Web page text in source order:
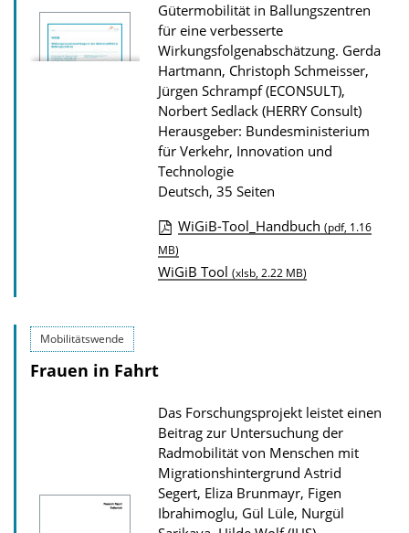
P
u
b
l
i
k
a
t
i
o
n
Gütermobilität in Ballungszentren
für eine verbesserte
Wirkungsfolgenabschätzung. Gerda
Hartmann, Christoph Schmeisser,
Jürgen Schrampf (ECONSULT),
Norbert Sedlack (HERRY Consult)
Herausgeber: Bundesministerium
für Verkehr, Innovation und
Technologie
Deutsch, 35 Seiten
D
o
o
d
s
z
u
WiGiB-Tool_Handbuch (pdf, 1.16
MB)
WiGiB Tool (xlsb, 2.22 MB)
Mobilitätswende
Frauen in Fahrt
Das Forschungsprojekt leistet einen
Beitrag zur Untersuchung der
Radmobilität von Menschen mit
Migrationshintergrund Astrid
Segert, Eliza Brunmayr, Figen
Ibrahimoglu, Gül Lüle, Nurgül